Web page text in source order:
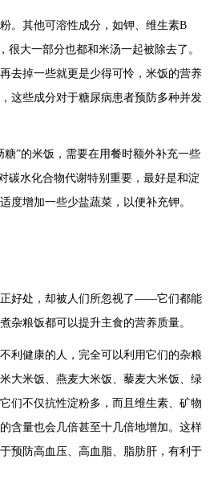
。其他可溶性成分，如钾、维生素B
很大一部分也都和米汤一起被除去了。
去掉一些就更是少得可怜，米饭的营养
这些成分对于糖尿病患者预防多种并发
糖”的米饭，需要在用餐时额外补充一些
碳水化合物代谢特别重要，最好是和淀
度增加一些少盐蔬菜，以便补充钾。
好处，却被人们所忽视了——它们都能
杂粮饭都可以提升主食的营养质量。
利健康的人，完全可以利用它们的杂粮
大米饭、燕麦大米饭、藜麦大米饭、绿
们不仅抗性淀粉多，而且维生素、矿物
含量也会几倍甚至十几倍地增加。这样
预防高血压、高血脂、脂肪肝，有利于